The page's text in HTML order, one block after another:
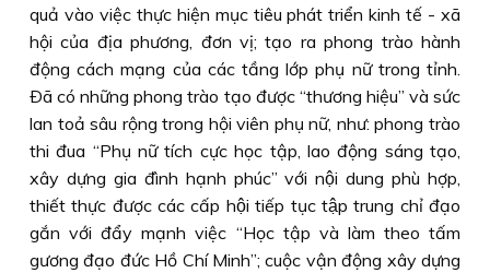
quả vào việc thực hiện mục tiêu phát triển kinh tế - xã
hội của địa phương, đơn vị; tạo ra phong trào hành
động cách mạng của các tầng lớp phụ nữ trong tỉnh.
Ðã có những phong trào tạo được “thương hiệu” và sức
lan toả sâu rộng trong hội viên phụ nữ, như: phong trào
thi đua “Phụ nữ tích cực học tập, lao động sáng tạo,
xây dựng gia đình hạnh phúc” với nội dung phù hợp,
thiết thực được các cấp hội tiếp tục tập trung chỉ đạo
gắn với đẩy mạnh việc “Học tập và làm theo tấm
gương đạo đức Hồ Chí Minh”; cuộc vận động xây dựng